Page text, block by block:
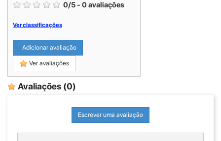
0/5 - 0 avaliações
Ver classificações
Adicionar avaliação
Ver avaliações
Avaliações (0)
Escrever uma avaliação